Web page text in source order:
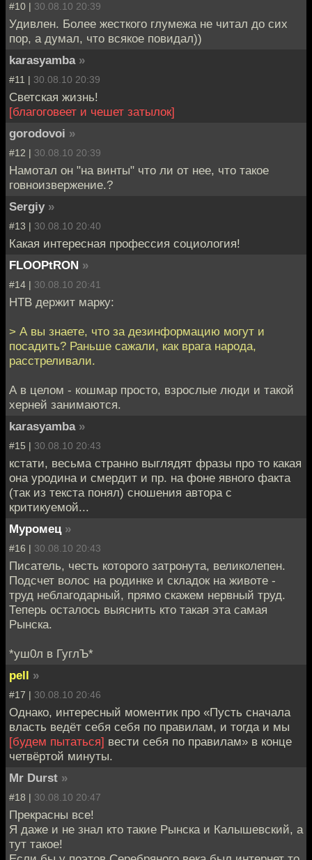
#10 | 30.08.10 20:39
Удивлен. Более жесткого глумежа не читал до сих
пор, а думал, что всякое повидал))
karasyamba »
#11 | 30.08.10 20:39
Светская жизнь!
[благоговеет и чешет затылок]
gorodovoi »
#12 | 30.08.10 20:39
Намотал он "на винты" что ли от нее, что такое
говноизвержение.?
Sergiy »
#13 | 30.08.10 20:40
Какая интересная профессия социология!
FLOOPtRON »
#14 | 30.08.10 20:41
НТВ держит марку:
> А вы знаете, что за дезинформацию могут и
посадить? Раньше сажали, как врага народа,
расстреливали.
А в целом - кошмар просто, взрослые люди и такой
херней занимаются.
karasyamba »
#15 | 30.08.10 20:43
кстати, весьма странно выглядят фразы про то какая
она уродина и смердит и пр. на фоне явного факта
(так из текста понял) сношения автора с
критикуемой...
Муромец »
#16 | 30.08.10 20:43
Писатель, честь которого затронута, великолепен.
Подсчет волос на родинке и складок на животе -
труд неблагодарный, прямо скажем нервный труд.
Теперь осталось выяснить кто такая эта самая
Рынска.
*уш0л в ГуглЪ*
pell »
#17 | 30.08.10 20:46
Однако, интересный моментик про «Пусть сначала
власть ведёт себя себя по правилам, и тогда и мы
[будем пытаться] вести себя по правилам» в конце
четвёртой минуты.
Mr Durst »
#18 | 30.08.10 20:47
Прекрасны все!
Я даже и не знал кто такие Рынска и Калышевский, а
тут такое!